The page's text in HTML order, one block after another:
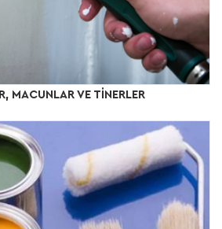
MACUNLAR VE TİNERLER